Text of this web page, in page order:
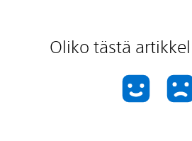
Oliko tästä